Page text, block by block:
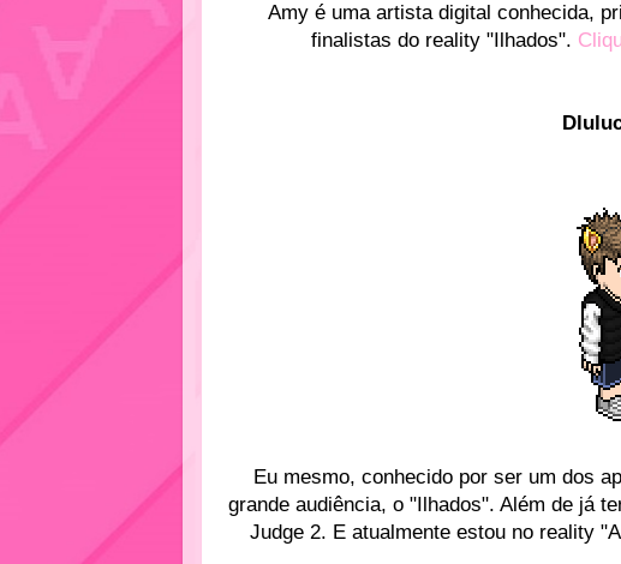
Amy é uma artista digital conhecida,
finalistas do reality "Ilhados".
Eu mesmo, conhecido por ser um dos
grande audiência, o "Ilhados". Além de já
Judge 2. E atualmente estou no reality